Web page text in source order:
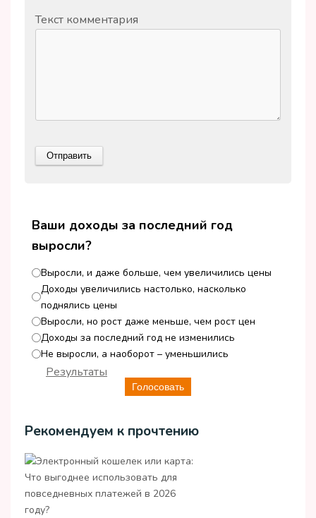
Текст комментария
Ваши доходы за последний год
выросли?
Выросли, и даже больше, чем увеличились цены
Доходы увеличились настолько, насколько
поднялись цены
Выросли, но рост даже меньше, чем рост цен
Доходы за последний год не изменились
Не выросли, а наоборот – уменьшились
Голосовать
Результаты
Рекомендуем к прочтению